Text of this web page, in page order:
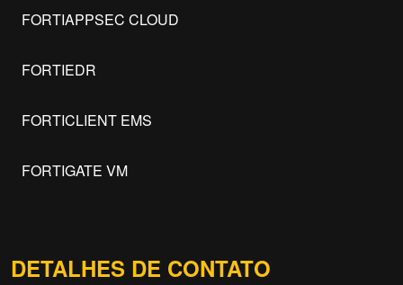
FORTIAPPSEC CLOUD
FORTIEDR
FORTICLIENT EMS
FORTIGATE VM
DETALHES DE CONTATO